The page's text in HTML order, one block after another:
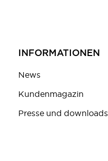
INFORMATIONEN
News
Kundenmagazin
Presse und downloads